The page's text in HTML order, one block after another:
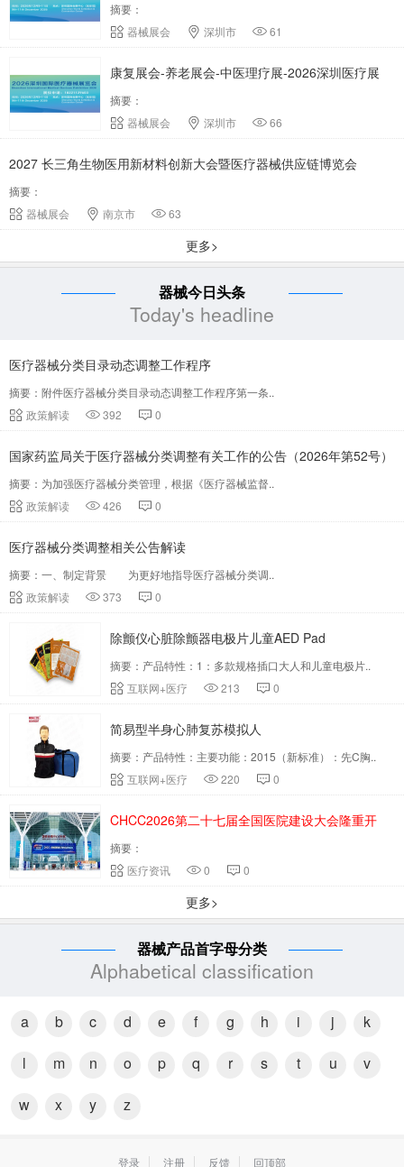
摘要：
器械展会
深圳市 61
康复展会-养老展会-中医理疗展-2026深圳医疗展
摘要：
器械展会
深圳市 66
2027 长三角生物医用新材料创新大会暨医疗器械供应链博览会
摘要：
器械展会
南京市 63
更多>
器械今日头条
Today's headline
医疗器械分类目录动态调整工作程序
摘要：附件医疗器械分类目录动态调整工作程序第一条..
政策解读
392 0
国家药监局关于医疗器械分类调整有关工作的公告（2026年第52号）
摘要：为加强医疗器械分类管理，根据《医疗器械监督..
政策解读
426 0
医疗器械分类调整相关公告解读
摘要：一、制定背景 为更好地指导医疗器械分类调..
政策解读
373 0
除颤仪心脏除颤器电极片儿童AED Pad
摘要：产品特性：1：多款规格插口大人和儿童电极片..
互联网+医疗
213 0
简易型半身心肺复苏模拟人
摘要：产品特性：主要功能：2015（新标准）：先C胸..
互联网+医疗
220 0
CHCC2026第二十七届全国医院建设大会隆重开
幕！
摘要：
医疗资讯
0 0
更多>
器械产品首字母分类
Alphabetical classification
a b c d e f g h i j
k
l
m n o p q r s t u
v
w
x y z
登录 注册 反馈 回顶部